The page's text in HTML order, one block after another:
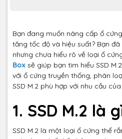
Bạn đang muốn nâng cấp ổ
tăng tốc độ và hiệu suất? Bạn đã
nhưng chưa hiểu rõ về loại ổ
Box sẽ giúp bạn tìm hiểu SSD
với ổ cứng truyền thống, phân
SSD M.2 phù hợp với nhu cầu
1. SSD M.2 là
SSD M.2 là một loại ổ cứng thể